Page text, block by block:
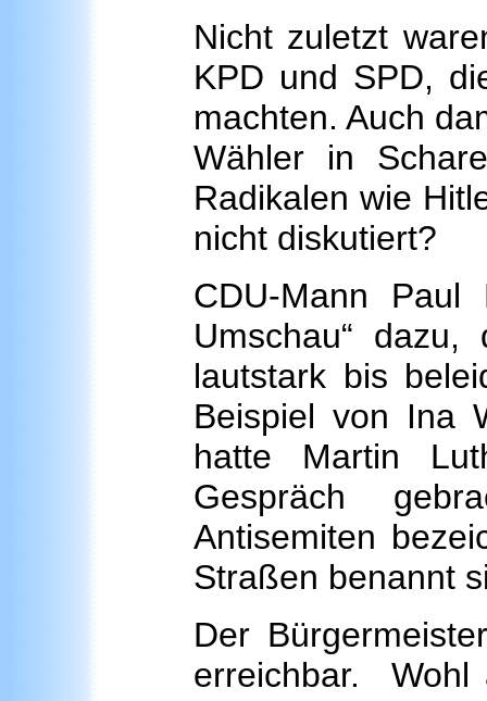
Nicht zuletzt
KPD und SPD,
machten. Auch
Wähler in
Radikalen wie
nicht diskutiert?
CDU-Mann Paul
Umschau“
lautstark bis
Beispiel von Ina
hatte Martin
Gespräch
Antisemiten
Straßen benannt
Der
erreichbar. Wohl